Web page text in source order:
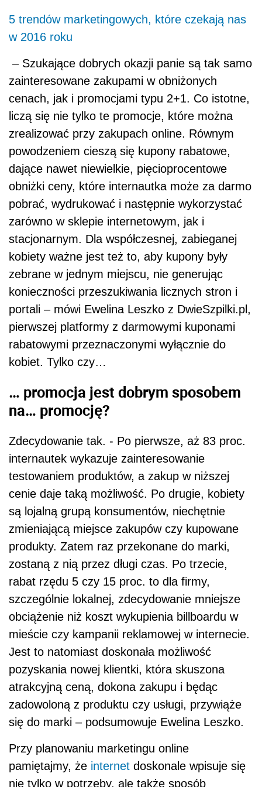
5 trendów marketingowych, które czekają nas
w 2016 roku
– Szukające dobrych okazji panie są tak samo
zainteresowane zakupami w obniżonych
cenach, jak i promocjami typu 2+1. Co istotne,
liczą się nie tylko te promocje, które można
zrealizować przy zakupach online. Równym
powodzeniem cieszą się kupony rabatowe,
dające nawet niewielkie, pięcioprocentowe
obniżki ceny, które internautka może za darmo
pobrać, wydrukować i następnie wykorzystać
zarówno w sklepie internetowym, jak i
stacjonarnym. Dla współczesnej, zabieganej
kobiety ważne jest też to, aby kupony były
zebrane w jednym miejscu, nie generując
konieczności przeszukiwania licznych stron i
portali – mówi Ewelina Leszko z DwieSzpilki.pl,
pierwszej platformy z darmowymi kuponami
rabatowymi przeznaczonymi wyłącznie do
kobiet. Tylko czy…
… promocja jest dobrym sposobem
na… promocję?
Zdecydowanie tak. - Po pierwsze, aż 83 proc.
internautek wykazuje zainteresowanie
testowaniem produktów, a zakup w niższej
cenie daje taką możliwość. Po drugie, kobiety
są lojalną grupą konsumentów, niechętnie
zmieniającą miejsce zakupów czy kupowane
produkty. Zatem raz przekonane do marki,
zostaną z nią przez długi czas. Po trzecie,
rabat rzędu 5 czy 15 proc. to dla firmy,
szczególnie lokalnej, zdecydowanie mniejsze
obciążenie niż koszt wykupienia billboardu w
mieście czy kampanii reklamowej w internecie.
Jest to natomiast doskonała możliwość
pozyskania nowej klientki, która skuszona
atrakcyjną ceną, dokona zakupu i będąc
zadowoloną z produktu czy usługi, przywiąże
się do marki – podsumowuje Ewelina Leszko.
Przy planowaniu marketingu online
pamiętajmy, że internet doskonale wpisuje się
nie tylko w potrzeby, ale także sposób